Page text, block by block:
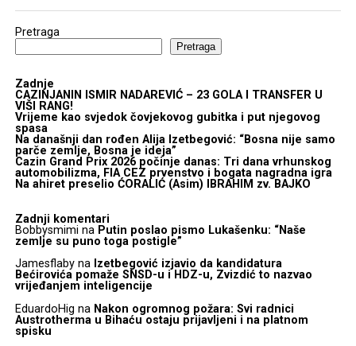
Pretraga
Pretraga
Zadnje
CAZINJANIN ISMIR NADAREVIĆ – 23 GOLA I TRANSFER U
VIŠI RANG!
Vrijeme kao svjedok čovjekovog gubitka i put njegovog
spasa
Na današnji dan rođen Alija Izetbegović: “Bosna nije samo
parče zemlje, Bosna je ideja”
Cazin Grand Prix 2026 počinje danas: Tri dana vrhunskog
automobilizma, FIA CEZ prvenstvo i bogata nagradna igra
Na ahiret preselio ĆORALIĆ (Asim) IBRAHIM zv. BAJKO
Zadnji komentari
Bobbysmimi na Putin poslao pismo Lukašenku: “Naše
zemlje su puno toga postigle”
Jamesflabyna Izetbegović izjavio da kandidatura
Bećirovića pomaže SNSD-u i HDZ-u, Zvizdić to nazvao
vrijeđanjem inteligencije
EduardoHig na Nakon ogromnog požara: Svi radnici
Austrotherma u Bihaću ostaju prijavljeni i na platnom
spisku